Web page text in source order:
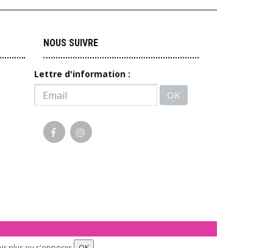
NOUS SUIVRE
Lettre d'information :
OK